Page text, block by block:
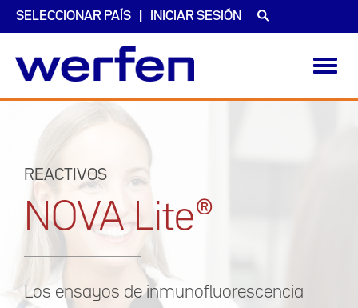
SELECCIONAR PAÍS INICIAR SESIÓN
REACTIVOS
NOVA Lite®
Los ensayos de inmunofluorescencia